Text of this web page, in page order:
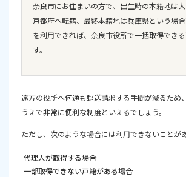
奈良市にお住まいの方で、出生時の本籍地は
京都府へ転籍、最終本籍地は兵庫県という場
を利用できれば、奈良市役所で一括取得でき
す。
遠方の役所へ何通も郵送請求する手間が減るため
うえで非常に便利な制度といえるでしょう。
ただし、次のような場合には利用できないことが
代理人が取得する場合
一部取得できない戸籍がある場合